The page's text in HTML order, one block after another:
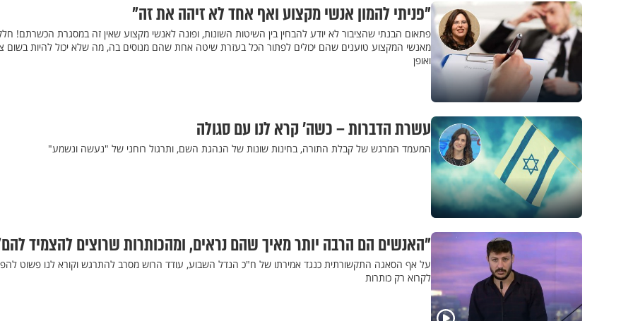
"פניתי להמון אנשי מקצוע ואף אחד לא זיהה את זה"
פתאום הבנתי שהציבור לא יודע להבחין בין השיטות השונות, ופונה לאנשי מקצוע שאין זה במסגרת הכשרתם!
מאנשי המקצוע טוענים שהם יכולים לפתור הכל בעזרת שיטה אחת שהם מנוסים בה, מה שלא יכול להיות בשום
ואופן
עשרת הדברות – כשה’ קרא לנו עם סגולה
המעמד המרגש של קבלת התורה, בחינות שונות של הנהגת השם, ותרגול רוחני של "נעשה ונשמע"
"האנשים הם הרבה יותר מאיך שהם נראים, ומהכותרות שרוצים להצמיד
על אף הסאגה התקשורתית כנגד אמירתו של ח"כ הנדל השבוע, עודד הרוש מסרב להתרגש וקורא לנו פשוט
לקרוא רק כותרות